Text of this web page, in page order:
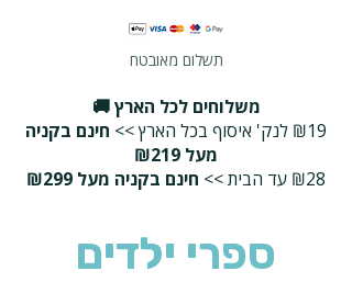
תשלום מאובטח
משלוחים לכל הארץ 🚚
₪19 לנק' איסוף בכל הארץ >>
חינם בקניה
מעל ₪219
₪28 עד הבית >>
חינם בקניה מעל ₪299
ספרי ילדים